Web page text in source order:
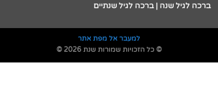
ברכה לגיל שנה | ברכה לגיל שנתיים
למעבר אל מפת אתר
© כל הזכויות שמורות שנת 2026 ©